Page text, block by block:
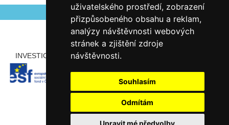
uživatelského prostředí, zobrazení
přizpůsobeného obsahu a reklam,
analýzy návštěvnosti webových
stránek a zjištění zdroje
návštěvnosti.
Souhlasím
Odmítám
Upravit mé předvolby
INVESTICE ROZVOJE DO VZDĚLÁVÁNÍ